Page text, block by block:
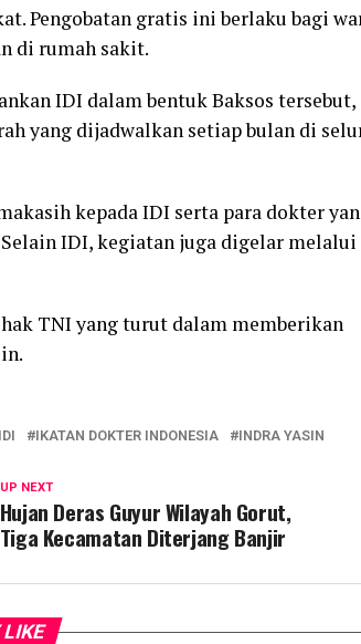
Pengobatan gratis ini berlaku bagi
di rumah sakit.
IDI dalam bentuk Baksos tersebut,
yang dijadwalkan setiap bulan di
kepada IDI serta para dokter
IDI, kegiatan juga digelar melalui
TNI yang turut dalam memberikan
IDI IKATAN DOKTER INDONESIA INDRA YASIN
UP NEXT
Hujan Deras Guyur Wilayah Gorut,
Tiga Kecamatan Diterjang Banjir
LIKE